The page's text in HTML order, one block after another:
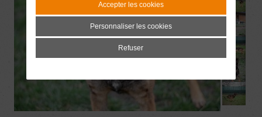
Accepter les cookies
Personnaliser les cookies
Refuser